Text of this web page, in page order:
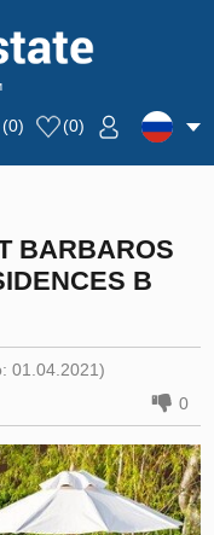
(0) (0)
В
01.04.2021)
0